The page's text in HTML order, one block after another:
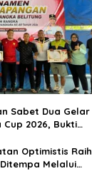
Sabet Dua Gelar
2026, Bukti
Optimistis Raih
Melalui